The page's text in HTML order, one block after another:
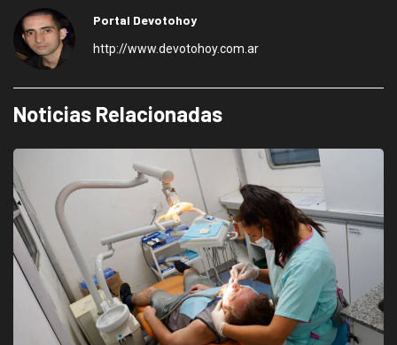
Portal Devotohoy
http://www.devotohoy.com.ar
Noticias Relacionadas